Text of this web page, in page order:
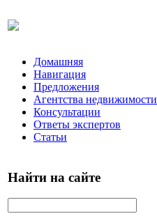
Домашняя
Навигация
Предложения
Агентства недвижимости
Консультации
Ответы экспертов
Статьи
Найти на сайте